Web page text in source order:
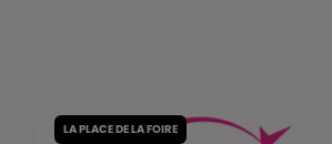
LA PLACE DE LA FOIRE